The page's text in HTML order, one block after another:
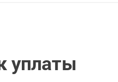
уплаты